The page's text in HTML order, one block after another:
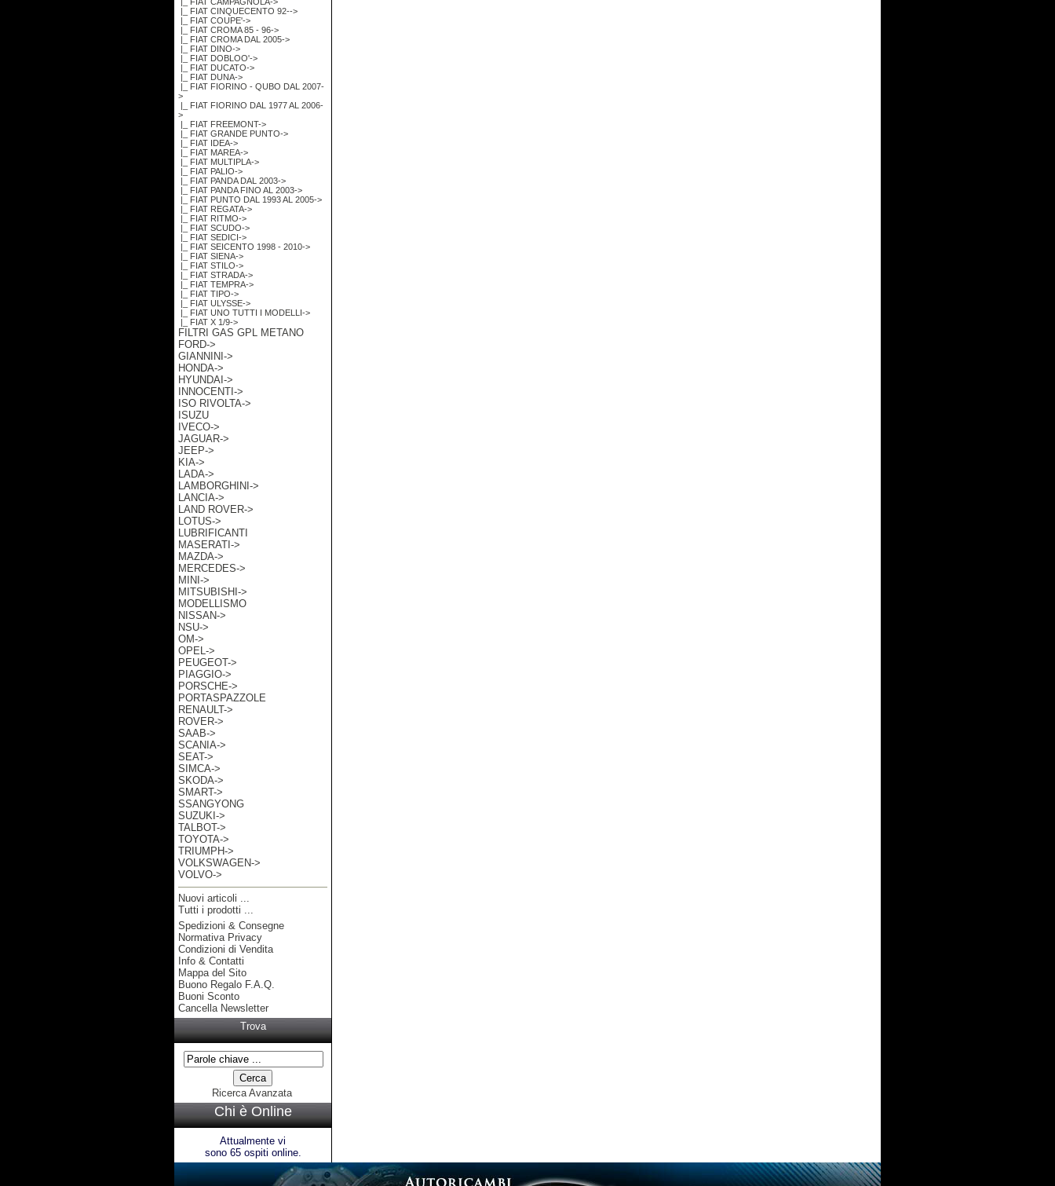
|_ FIAT CINQUECENTO 92-->
|_ FIAT COUPE'->
|_ FIAT CROMA 85 - 96->
|_ FIAT CROMA DAL 2005->
|_ FIAT DINO->
|_ FIAT DOBLOO'->
|_ FIAT DUCATO->
|_ FIAT DUNA->
|_ FIAT FIORINO - QUBO DAL 2007-
>
|_ FIAT FIORINO DAL 1977 AL 2006-
>
|_ FIAT FREEMONT->
|_ FIAT GRANDE PUNTO->
|_ FIAT IDEA->
|_ FIAT MAREA->
|_ FIAT MULTIPLA->
|_ FIAT PALIO->
|_ FIAT PANDA DAL 2003->
|_ FIAT PANDA FINO AL 2003->
|_ FIAT PUNTO DAL 1993 AL 2005->
|_ FIAT REGATA->
|_ FIAT RITMO->
|_ FIAT SCUDO->
|_ FIAT SEDICI->
|_ FIAT SEICENTO 1998 - 2010->
|_ FIAT SIENA->
|_ FIAT STILO->
|_ FIAT STRADA->
|_ FIAT TEMPRA->
|_ FIAT TIPO->
|_ FIAT ULYSSE->
|_ FIAT UNO TUTTI I MODELLI->
|_ FIAT X 1/9->
FILTRI GAS GPL METANO
FORD->
GIANNINI->
HONDA->
HYUNDAI->
INNOCENTI->
ISO RIVOLTA->
ISUZU
IVECO->
JAGUAR->
JEEP->
KIA->
LADA->
LAMBORGHINI->
LANCIA->
LAND ROVER->
LOTUS->
LUBRIFICANTI
MASERATI->
MAZDA->
MERCEDES->
MINI->
MITSUBISHI->
MODELLISMO
NISSAN->
NSU->
OM->
OPEL->
PEUGEOT->
PIAGGIO->
PORSCHE->
PORTASPAZZOLE
RENAULT->
ROVER->
SAAB->
SCANIA->
SEAT->
SIMCA->
SKODA->
SMART->
SSANGYONG
SUZUKI->
TALBOT->
TOYOTA->
TRIUMPH->
VOLKSWAGEN->
VOLVO->
Nuovi articoli ...
Tutti i prodotti ...
Informazioni
Spedizioni & Consegne
Normativa Privacy
Condizioni di Vendita
Info & Contatti
Mappa del Sito
Buono Regalo F.A.Q.
Buoni Sconto
Cancella Newsletter
Trova
Ricerca Avanzata
Chi è Online
Attualmente vi
sono 65 ospiti online.